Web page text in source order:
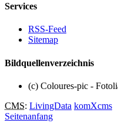
Services
RSS-Feed
Sitemap
Bildquellenverzeichnis
(c) Coloures-pic -
CMS: LivingData komXcms
Seitenanfang